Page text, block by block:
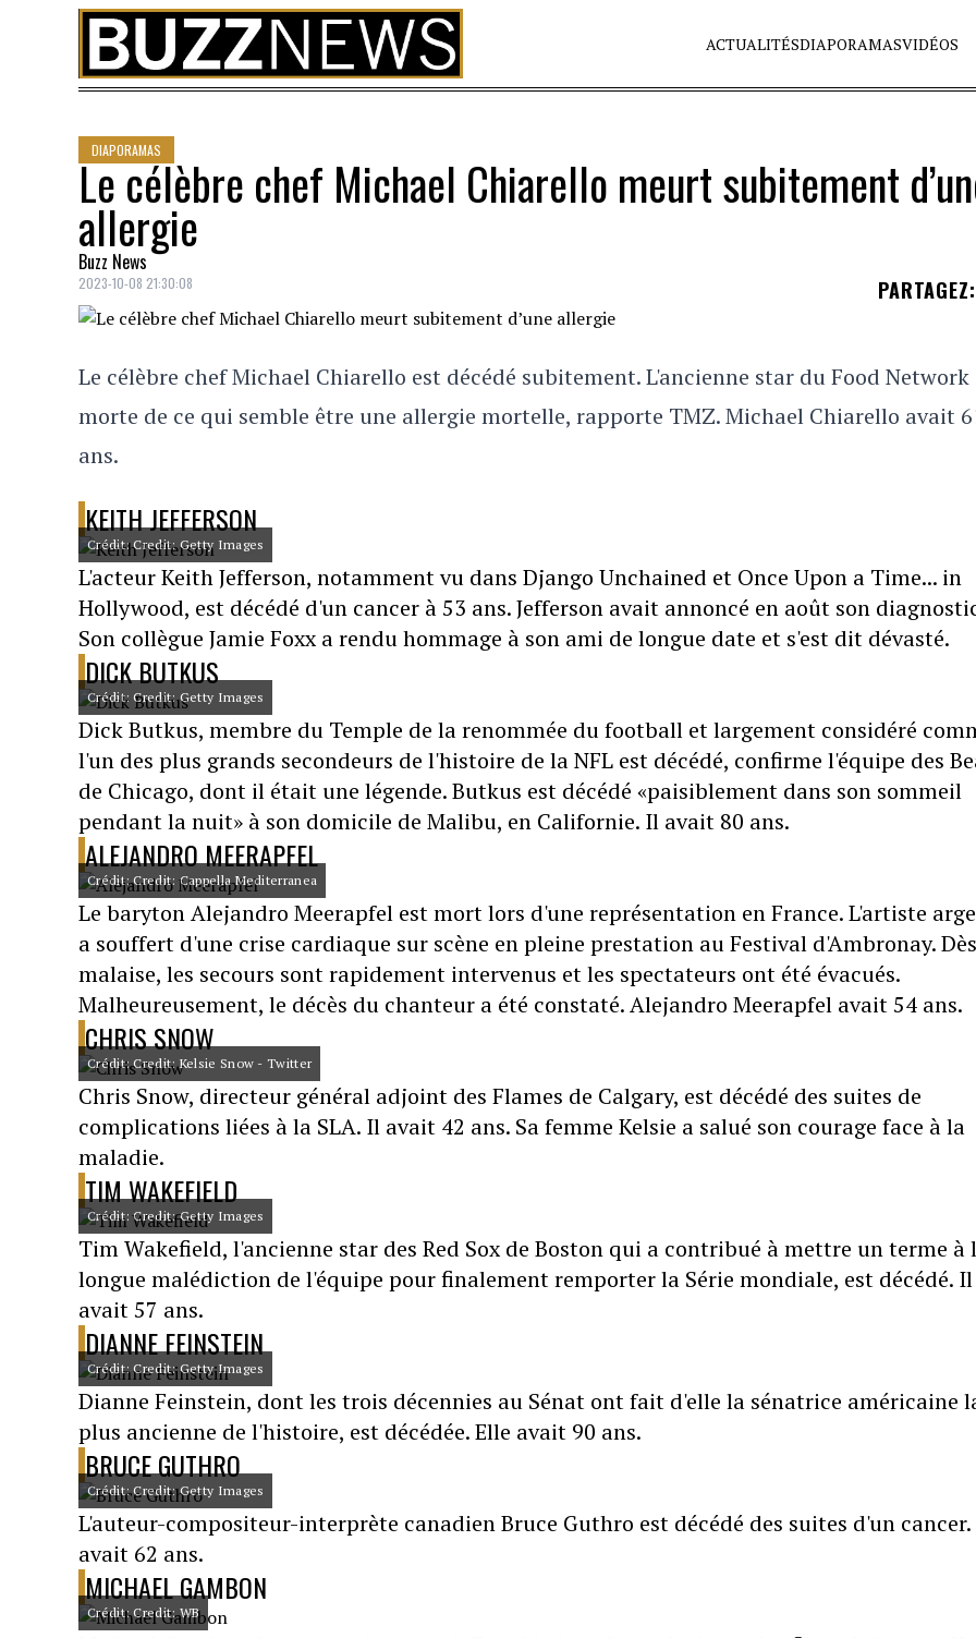
Skip to content
ACTUALITÉSDIAPORAMASVIDÉOS
DIAPORAMAS
Le célèbre chef Michael Chiarello meurt subitement
allergie
Buzz News
2023-10-08 21:30:08 PARTAGEZ:
Le célèbre chef Michael Chiarello est décédé subitement. L'ancienne star du Food Network
morte de ce qui semble être une allergie mortelle, rapporte TMZ. Michael Chiarello avait
ans.
KEITH JEFFERSON
Crédit: Credit: Getty Images
L'acteur Keith Jefferson, notamment vu dans Django Unchained et Once Upon a Time... in
Hollywood, est décédé d'un cancer à 53 ans. Jefferson avait annoncé en août son
Son collègue Jamie Foxx a rendu hommage à son ami de longue date et s'est dit dévasté.
DICK BUTKUS
Crédit: Credit: Getty Images
Dick Butkus, membre du Temple de la renommée du football et largement considéré
l'un des plus grands secondeurs de l'histoire de la NFL est décédé, confirme l'équipe des
de Chicago, dont il était une légende. Butkus est décédé «paisiblement dans son sommeil
pendant la nuit» à son domicile de Malibu, en Californie. Il avait 80 ans.
ALEJANDRO MEERAPFEL
Crédit: Credit: Cappella Mediterranea
Le baryton Alejandro Meerapfel est mort lors d'une représentation en France. L'artiste
a souffert d'une crise cardiaque sur scène en pleine prestation au Festival d'Ambronay.
malaise, les secours sont rapidement intervenus et les spectateurs ont été évacués.
Malheureusement, le décès du chanteur a été constaté. Alejandro Meerapfel avait 54 ans.
CHRIS SNOW
Crédit: Credit: Kelsie Snow - Twitter
Chris Snow, directeur général adjoint des Flames de Calgary, est décédé des suites de
complications liées à la SLA. Il avait 42 ans. Sa femme Kelsie a salué son courage face à la
maladie.
TIM WAKEFIELD
Crédit: Credit: Getty Images
Tim Wakefield, l'ancienne star des Red Sox de Boston qui a contribué à mettre un terme à
longue malédiction de l'équipe pour finalement remporter la Série mondiale, est décédé. Il
avait 57 ans.
DIANNE FEINSTEIN
Crédit: Credit: Getty Images
Dianne Feinstein, dont les trois décennies au Sénat ont fait d'elle la sénatrice américaine
plus ancienne de l'histoire, est décédée. Elle avait 90 ans.
BRUCE GUTHRO
Crédit: Credit: Getty Images
L'auteur-compositeur-interprète canadien Bruce Guthro est décédé des suites d'un
avait 62 ans.
MICHAEL GAMBON
Crédit: Credit: WB